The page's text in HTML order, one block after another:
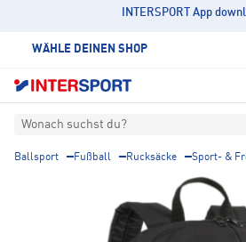
INTERSPORT App
WÄHLE DEINEN SHOP
Wonach suchst du?
Ballsport Fußball Rucksäcke Sport- &